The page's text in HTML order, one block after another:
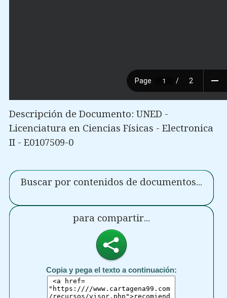
Descripción de Documento: UNED -
Licenciatura en Ciencias Físicas - Electronica
II - E0107509-0
Buscar por contenidos de documentos...
para compartir...
Copia y pega el texto a continuación: